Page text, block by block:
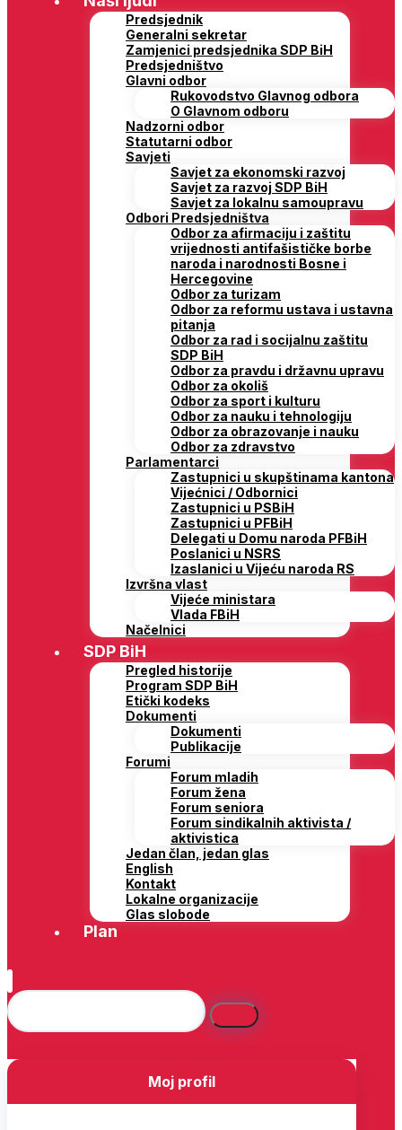
Predsjednik
Generalni sekretar
Zamjenici predsjednika SDP BiH
Predsjedništvo
Glavni odbor
Rukovodstvo Glavnog odbora
O Glavnom odboru
Nadzorni odbor
Statutarni odbor
Savjeti
Savjet za ekonomski razvoj
Savjet za razvoj SDP BiH
Savjet za lokalnu samoupravu
Odbori Predsjedništva
Odbor za afirmaciju i zaštitu
vrijednosti antifašističke borbe
naroda i narodnosti Bosne i
Hercegovine
Odbor za turizam
Odbor za reformu ustava i ustavna
pitanja
Odbor za rad i socijalnu zaštitu
SDP BiH
Odbor za pravdu i državnu upravu
Odbor za okoliš
Odbor za sport i kulturu
Odbor za nauku i tehnologiju
Odbor za obrazovanje i nauku
Odbor za zdravstvo
Parlamentarci
Zastupnici u skupštinama kantona
Vijećnici / Odbornici
Zastupnici u PSBiH
Zastupnici u PFBiH
Delegati u Domu naroda PFBiH
Poslanici u NSRS
Izaslanici u Vijeću naroda RS
Izvršna vlast
Vijeće ministara
Vlada FBiH
Načelnici
SDP BiH
Pregled historije
Program SDP BiH
Etički kodeks
Dokumenti
Dokumenti
Publikacije
Forumi
Forum mladih
Forum žena
Forum seniora
Forum sindikalnih aktivista /
aktivistica
Jedan član, jedan glas
English
Kontakt
Lokalne organizacije
Glas slobode
Plan
Moj profil